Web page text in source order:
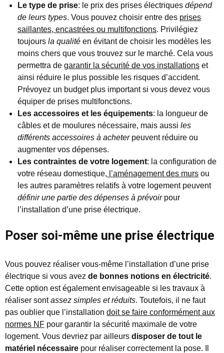
Le type de prise: le prix des prises électriques dépend
de leurs types. Vous pouvez choisir entre des prises
saillantes, encastrées ou multifonctions. Privilégiez
toujours la qualité en évitant de choisir les modèles les
moins chers que vous trouvez sur le marché. Cela vous
permettra de garantir la sécurité de vos installations et
ainsi réduire le plus possible les risques d’accident.
Prévoyez un budget plus important si vous devez vous
équiper de prises multifonctions.
Les accessoires et les équipements: la longueur de
câbles et de moulures nécessaire, mais aussi les
différents accessoires à acheterpeuvent réduire ou
augmenter vos dépenses.
Les contraintes de votre logement: la configuration de
votre réseau domestique, l’aménagement des murs ou
les autres paramètres relatifs à votre logement peuvent
définir une partie des dépenses à prévoirpour
l’installation d’une prise électrique.
Poser soi-même une prise électrique
Vous pouvez réaliser vous-même l’installation d’une prise
électrique si vous avez de bonnes notions en électricité.
Cette option est également envisageable si les travaux à
réaliser sontassez simples et réduits. Toutefois, il ne faut
pas oublier que l’installation doit se faire conformément aux
normes NF pour garantir la sécurité maximale de votre
logement. Vous devriez par ailleurs disposer de tout le
matériel nécessaire pour réaliser correctement la pose. Il